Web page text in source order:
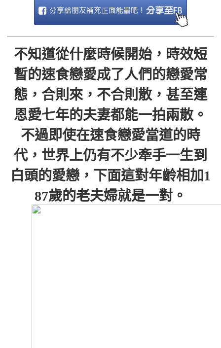
不知道從什麼時候開始，時效短
暫的速食戀愛成了人們的戀愛常
態，合則來，不合則散，甚至連
恩愛七年的夫妻都能一拍兩散。
不過即使在速食戀愛當道的時
代，世界上仍有不少牽手一生到
白頭的愛戀，下面這對年齡相加1
87歲的老夫婦就是一對。